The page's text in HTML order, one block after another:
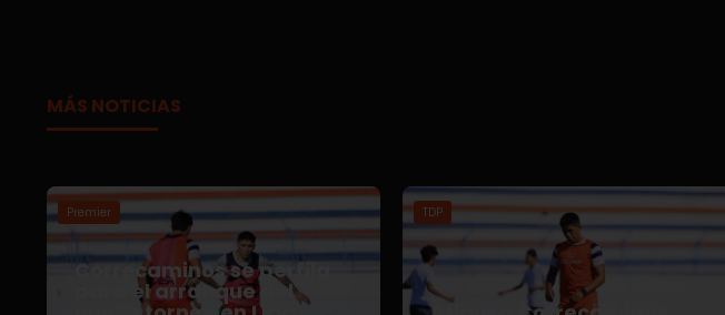
MÁS NOTICIAS
Premier
Correcaminos se perfila
para el arranque del
TDP